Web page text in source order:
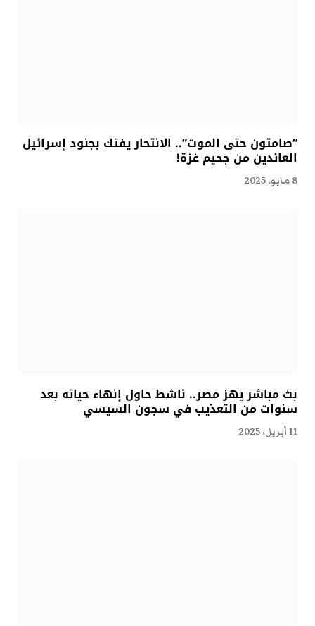
“صامتون حتى الموت”.. الانتحار يفتك بجنود إسرائيل
العائدين من جحيم غزة!
8 مايو، 2025
بث مباشر يهز مصر.. ناشط حاول إنهاء حياته بعد
سنوات من التعذيب في سجون السيسي
11 أبريل، 2025